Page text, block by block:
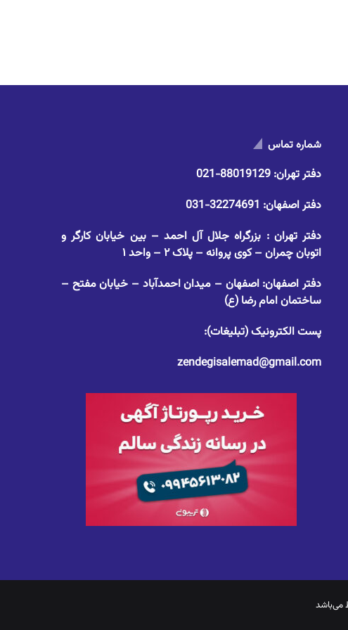
شماره تماس
دفتر تهران: 88019129-021
دفتر اصفهان: 32274691-031
دفتر تهران : بزرگراه جلال آل احمد – بین خیابان کارگر و
اتوبان چمران – کوی پروانه – پلاک ۲ – واحد ۱
دفتر اصفهان: اصفهان – میدان احمدآباد – خیابان مفتح –
ساختمان امام رضا (ع)
پست الکترونیک (تبلیغات):
zendegisalemad@gmail.com
می‌باشد